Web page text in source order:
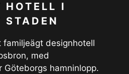
HOTELL I
familjeägt designhotell
med
Göteborgs hamninlopp.